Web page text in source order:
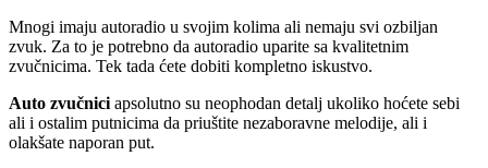
Mnogi imaju autoradio u svojim kolima ali nemaju svi ozbiljan
zvuk. Za to je potrebno da autoradio uparite sa kvalitetnim
zvučnicima. Tek tada ćete dobiti kompletno iskustvo.
Auto zvučnici apsolutno su neophodan detalj ukoliko hoćete sebi
ali i ostalim putnicima da priuštite nezaboravne melodije, ali i
olakšate naporan put.